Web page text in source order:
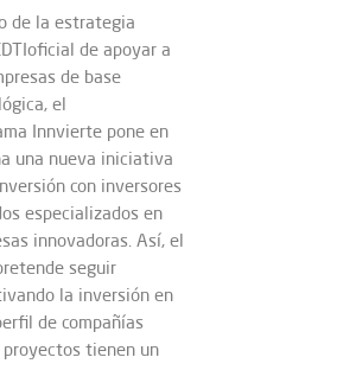
de la estrategia
de apoyar a
de base
el
Innvierte pone en
una nueva iniciativa
con inversores
especializados en
innovadoras. Así, el
seguir
la inversión en
de compañías
proyectos tienen un